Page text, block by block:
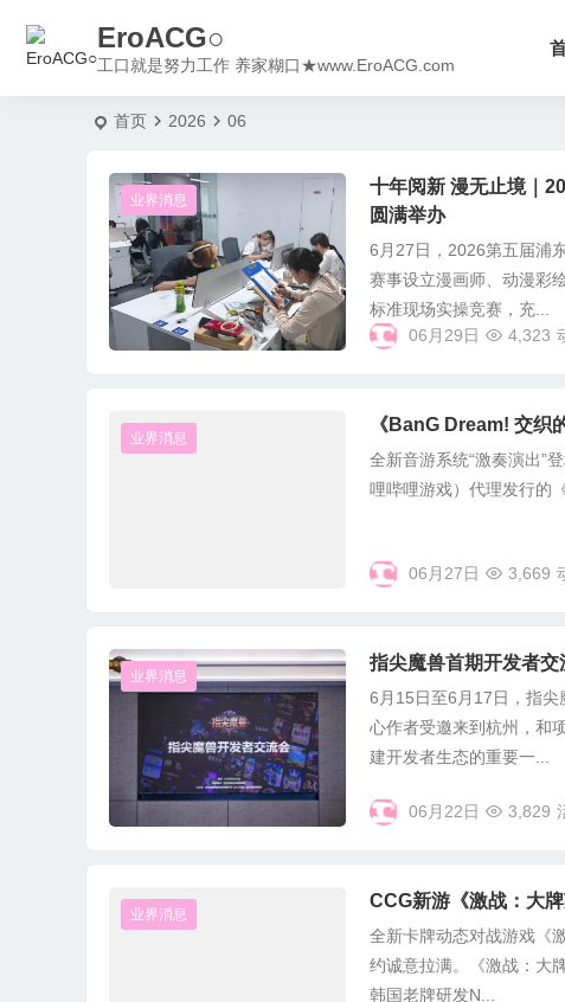
EroACG○
工口就是努力工作 养家糊口★www.EroACG.com
首页 2026 06
业界消息
十年阅新 漫无止境｜
圆满举办
6月27日，2026第五届浦
赛事设立漫画师、动漫彩
标准现场实操竞赛，充...
06月29日
4,323
业界消息
《BanG Dream! 交织
全新音游系统“激奏演出”
哩哔哩游戏）代理发行的
06月27日 3,669
业界消息
指尖魔兽首期开发者
6月15日至6月17日，指
心作者受邀来到杭州，和
建开发者生态的重要一...
06月22日 3,829
业界消息
CCG新游《激战：大
全新卡牌动态对战游戏《
约诚意拉满。《激战：大
韩国老牌研发N...